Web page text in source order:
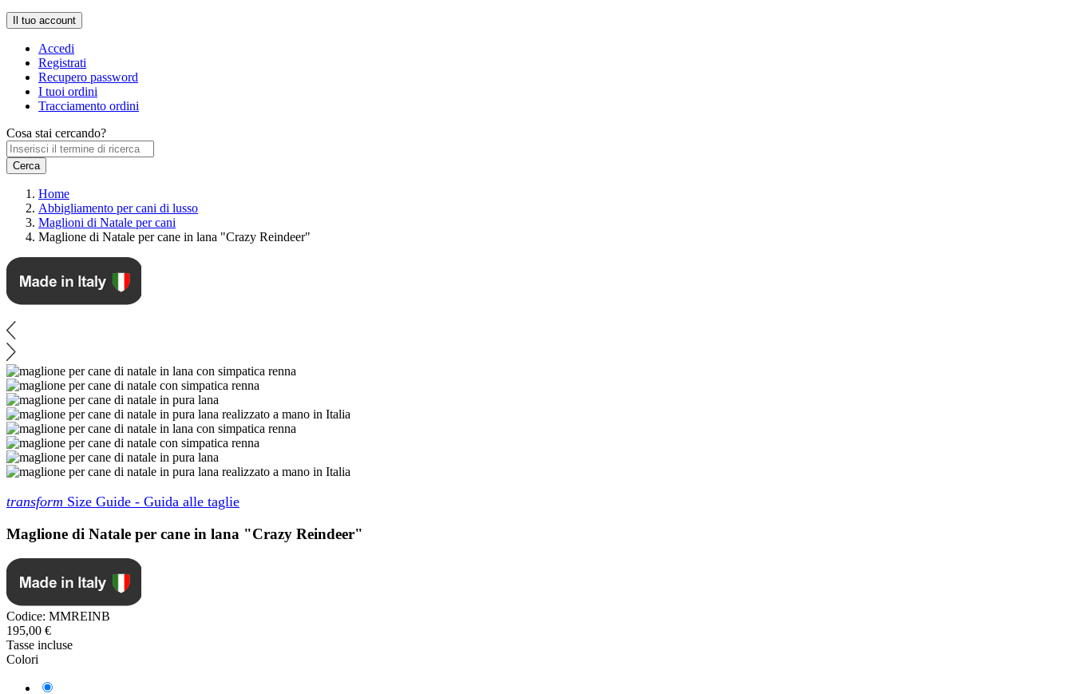
Il tuo account
Accedi
Registrati
Recupero password
I tuoi ordini
Tracciamento ordini
Cosa stai cercando?
Home
Abbigliamento per cani di lusso
Maglioni di Natale per cani
Maglione di Natale per cane in lana "Crazy Reindeer"
transform Size Guide - Guida alle taglie
Maglione di Natale per cane in lana "Crazy Reindeer"
Codice: MMREINB
195,00 €
Tasse incluse
Colori